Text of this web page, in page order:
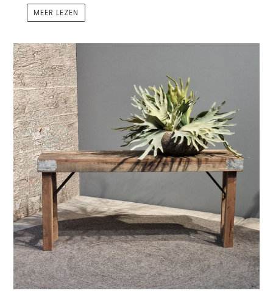
MEER LEZEN